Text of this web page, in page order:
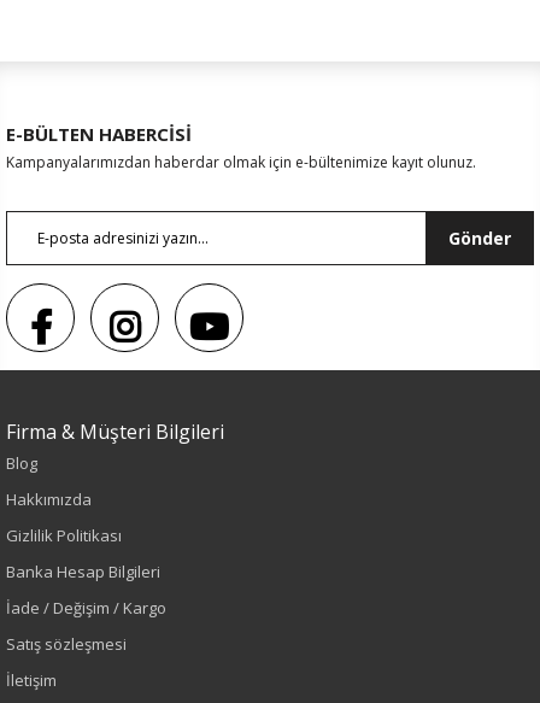
Sezon : KIŞLIK
Mor
E-BÜLTEN HABERCİSİ
Kampanyalarımızdan haberdar olmak için e-bültenimize kayıt olunuz.
Gönder
Firma & Müşteri Bilgileri
Blog
Hakkımızda
Gizlilik Politikası
Banka Hesap Bilgileri
İade / Değişim / Kargo
Satış sözleşmesi
İletişim